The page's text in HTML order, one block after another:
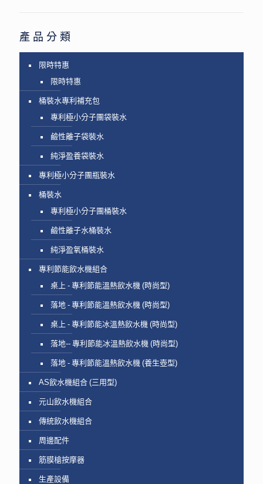
產品分類
限時特惠
限時特惠
桶裝水專利補充包
專利極小分子團袋裝水
鹼性離子袋裝水
純淨盈養袋裝水
專利極小分子團瓶裝水
桶裝水
專利極小分子團桶裝水
鹼性離子水桶裝水
純淨盈氧桶裝水
專利節能飲水機組合
桌上 - 專利節能溫熱飲水機 (時尚型)
落地 - 專利節能溫熱飲水機 (時尚型)
桌上 - 專利節能冰溫熱飲水機 (時尚型)
落地-- 專利節能冰溫熱飲水機 (時尚型)
落地 - 專利節能溫熱飲水機 (養生壺型)
AS飲水機組合 (三用型)
元山飲水機組合
傳統飲水機組合
周邊配件
筋膜槍按摩器
生產設備